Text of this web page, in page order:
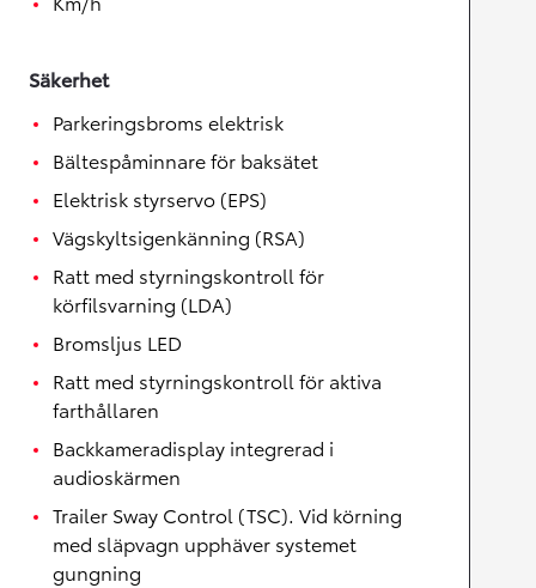
Säkerhet
Parkeringsbroms elektrisk
Bältespåminnare för baksätet
Elektrisk styrservo (EPS)
Vägskyltsigenkänning (RSA)
Ratt med styrningskontroll för
körfilsvarning (LDA)
Bromsljus LED
Ratt med styrningskontroll för aktiva
farthållaren
Backkameradisplay integrerad i
audioskärmen
Trailer Sway Control (TSC). Vid körning
med släpvagn upphäver systemet
gungning